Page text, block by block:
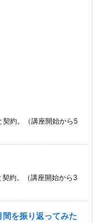
約。（講座開始から5
約。（講座開始から3
を振り返ってみた